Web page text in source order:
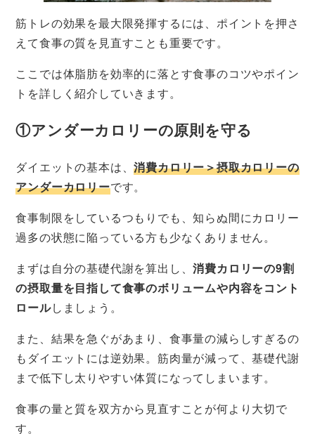
筋トレの効果を最大限発揮するには、ポイントを押さ
えて食事の質を見直すことも重要です。
ここでは体脂肪を効率的に落とす食事のコツやポイン
トを詳しく紹介していきます。
①アンダーカロリーの原則を守る
ダイエットの基本は、消費カロリー＞摂取カロリーの
アンダーカロリーです。
食事制限をしているつもりでも、知らぬ間にカロリー
過多の状態に陥っている方も少なくありません。
まずは自分の基礎代謝を算出し、消費カロリーの9割
の摂取量を目指して食事のボリュームや内容をコント
ロールしましょう。
また、結果を急ぐがあまり、食事量の減らしすぎるの
もダイエットには逆効果。筋肉量が減って、基礎代謝
まで低下し太りやすい体質になってしまいます。
食事の量と質を双方から見直すことが何より大切で
す。